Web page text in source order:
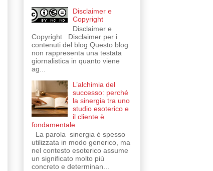
Disclaimer e
Copyright
Disclaimer e
Copyright Disclaimer per i
contenuti del blog Questo blog
non rappresenta una testata
giornalistica in quanto viene
ag...
L’alchimia del
successo: perché
la sinergia tra uno
studio esoterico e
il cliente è
fondamentale
La parola sinergia è spesso
utilizzata in modo generico, ma
nel contesto esoterico assume
un significato molto più
concreto e determinan...